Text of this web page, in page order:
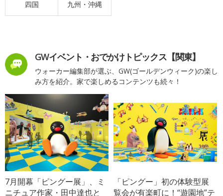
四国 九州・沖縄
GWイベント・おでかけトピックス【関東】
ウォーカー編集部が選ぶ、GW(ゴールデンウィーク)の楽し
み方を紹介。家で楽しめるコンテンツも続々！
7月開幕「ピングー展」、ミ
ニチュア作家・田中達也と
「ピングー」初の体験型展
覧会が有楽町に！“遊園地”テ